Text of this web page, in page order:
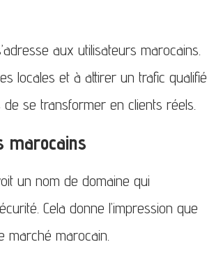
aux utilisateurs marocains.
locales et à attirer un trafic qualifié
se transformer en clients réels.
marocains
un nom de domaine qui
Cela donne l’impression que
marché marocain.